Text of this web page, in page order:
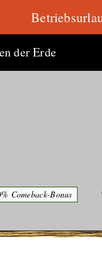
der Erde
Comeback-Bonus